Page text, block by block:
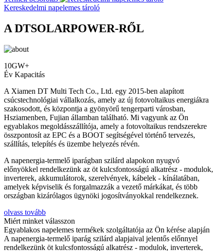
Kereskedelmi napelemes tároló
A DTSOLARPOWER-RŐL
10GW+
Év Kapacitás
A Xiamen DT Multi Tech Co., Ltd. egy 2015-ben alapított
csúcstechnológiai vállalkozás, amely az új fotovoltaikus energiákra
szakosodott, és központja a gyönyörű tengerparti városban,
Hsziamenben, Fujian államban található. Mi vagyunk az Ön
egyablakos megoldásszállítója, amely a fotovoltaikus rendszerekre
összpontosít az EPC és a BOOT segítségével történő tervezés,
szállítás, telepítés és üzembe helyezés révén.
A napenergia-termelő iparágban szilárd alapokon nyugvó
előnyökkel rendelkezünk az öt kulcsfontosságú alkatrész - modulok,
inverterek, akkumulátorok, szerelvények, kábelek - kínálatában,
amelyek képviselik és forgalmazzák a vezető márkákat, és több
országban kizárólagos ügynöki jogosítványokkal rendelkeznek.
olvass tovább
Miért minket válasszon
Egyablakos napelemes termékek szolgáltatója az Ön kérése alapján
A napenergia-termelő iparág szilárd alapjaival jelentős előnnyel
rendelkezünk öt kulcsfontosságú alkatrész - modulok, inverterek,